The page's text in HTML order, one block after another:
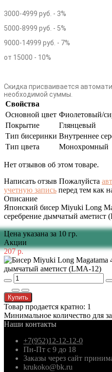
3000-4999 руб. - 3%
5000-8999 руб. - 5%
9000-14999 руб. - 7%
от 15000 - 10%
Скидка присваивается
необходимой суммы.
Свойства
Основной цвет Фиолетовый/
Покрытие
Глянцевый
Тип бисеринки Внутреннее
Тип цвета
Монохромный
Нет отзывов об этом товаре.
Написать отзыв Пожалуйста
учетную запись перед тем как
Описание
Японский бисер Miyuki Long
серебрение дымчатый аметист
Цена указана за 10 гр.
Акции
207 р.
Купить
Товар продается кратно: 1
Минимальное количество для
Наши контакты
+7(952)12-12-12-0
Пн-Пт с 9 до 18
Заказы через сайт
krukoko@bk.ru